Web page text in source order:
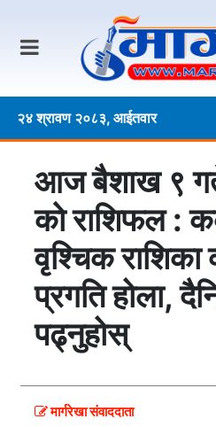
२४ श्रावण २०८३, आईतवार
आज बैशाख ९
काे राशिफल :
वृश्चिक राशिका
प्रगति होला,
पढ्नुहोस्
मार्गरेखा संवाददाता